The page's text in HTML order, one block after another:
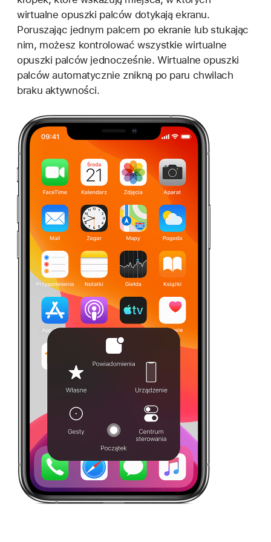
wirtualne opuszki palców dotykają ekranu.
Poruszając jednym palcem po ekranie lub stukając
nim, możesz kontrolować wszystkie wirtualne
opuszki palców jednocześnie. Wirtualne opuszki
palców automatycznie znikną po paru chwilach
braku aktywności.